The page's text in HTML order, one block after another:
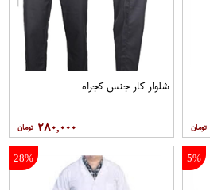
شلوار کار جنس کجراه
۲۸۰,۰۰۰
5%
28%